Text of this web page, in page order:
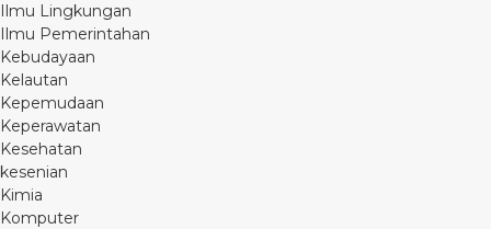
Ilmu Lingkungan
Ilmu Pemerintahan
Kebudayaan
Kelautan
Kepemudaan
Keperawatan
Kesehatan
kesenian
Kimia
Komputer